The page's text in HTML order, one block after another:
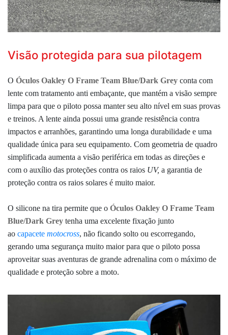
Visão protegida para sua pilotagem
O Óculos Oakley O Frame Team Blue/Dark Grey conta com
lente com tratamento anti embaçante, que mantém a visão sempre
limpa para que o piloto possa manter seu alto nível em suas provas
e treinos. A lente ainda possui uma grande resistência contra
impactos e arranhões, garantindo uma longa durabilidade e uma
qualidade única para seu equipamento. Com geometria de quadro
simplificada aumenta a visão periférica em todas as direções e
com o auxílio das proteções contra os raios UV, a garantia de
proteção contra os raios solares é muito maior.
O silicone na tira permite que o Óculos Oakley O Frame Team
Blue/Dark Grey tenha uma excelente fixação junto
ao capacete motocross, não ficando solto ou escorregando,
gerando uma segurança muito maior para que o piloto possa
aproveitar suas aventuras de grande adrenalina com o máximo de
qualidade e proteção sobre a moto.